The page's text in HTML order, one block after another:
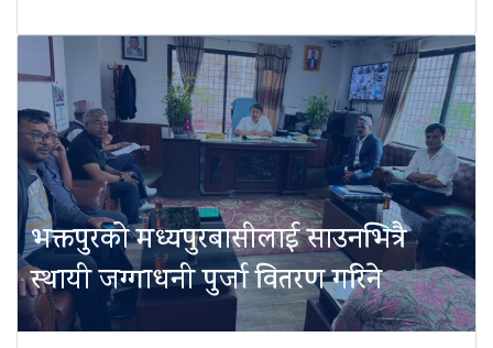
भक्तपुरको मध्यपुरबासीलाई साउनभित्रै
स्थायी जग्गाधनी पुर्जा वितरण गरिने